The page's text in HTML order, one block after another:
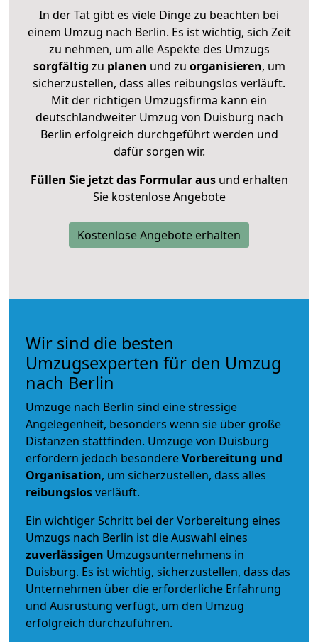
In der Tat gibt es viele Dinge zu beachten bei
einem Umzug nach Berlin. Es ist wichtig, sich Zeit
zu nehmen, um alle Aspekte des Umzugs
sorgfältig zu planen und zu organisieren, um
sicherzustellen, dass alles reibungslos verläuft.
Mit der richtigen Umzugsfirma kann ein
deutschlandweiter Umzug von Duisburg nach
Berlin erfolgreich durchgeführt werden und
dafür sorgen wir.
Füllen Sie jetzt das Formular ausund erhalten
Sie kostenlose Angebote
Kostenlose Angebote erhalten
Wir sind die besten
Umzugsexperten für den Umzug
nach Berlin
Umzüge nach Berlin sind eine stressige
Angelegenheit, besonders wenn sie über große
Distanzen stattfinden. Umzüge von Duisburg
erfordern jedoch besondereVorbereitung und
Organisation, um sicherzustellen, dass alles
reibungslosverläuft.
Ein wichtiger Schritt bei der Vorbereitung eines
Umzugs nach Berlin ist die Auswahl eines
zuverlässigen Umzugsunternehmens in
Duisburg. Es ist wichtig, sicherzustellen, dass das
Unternehmen über die erforderliche Erfahrung
und Ausrüstung verfügt, um den Umzug
erfolgreich durchzuführen.